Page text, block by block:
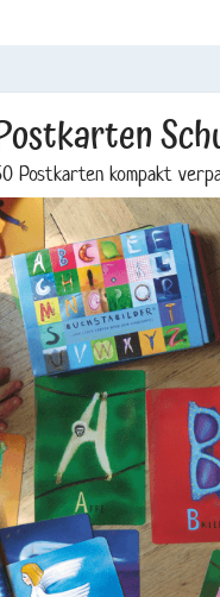
Postkarten kompakt